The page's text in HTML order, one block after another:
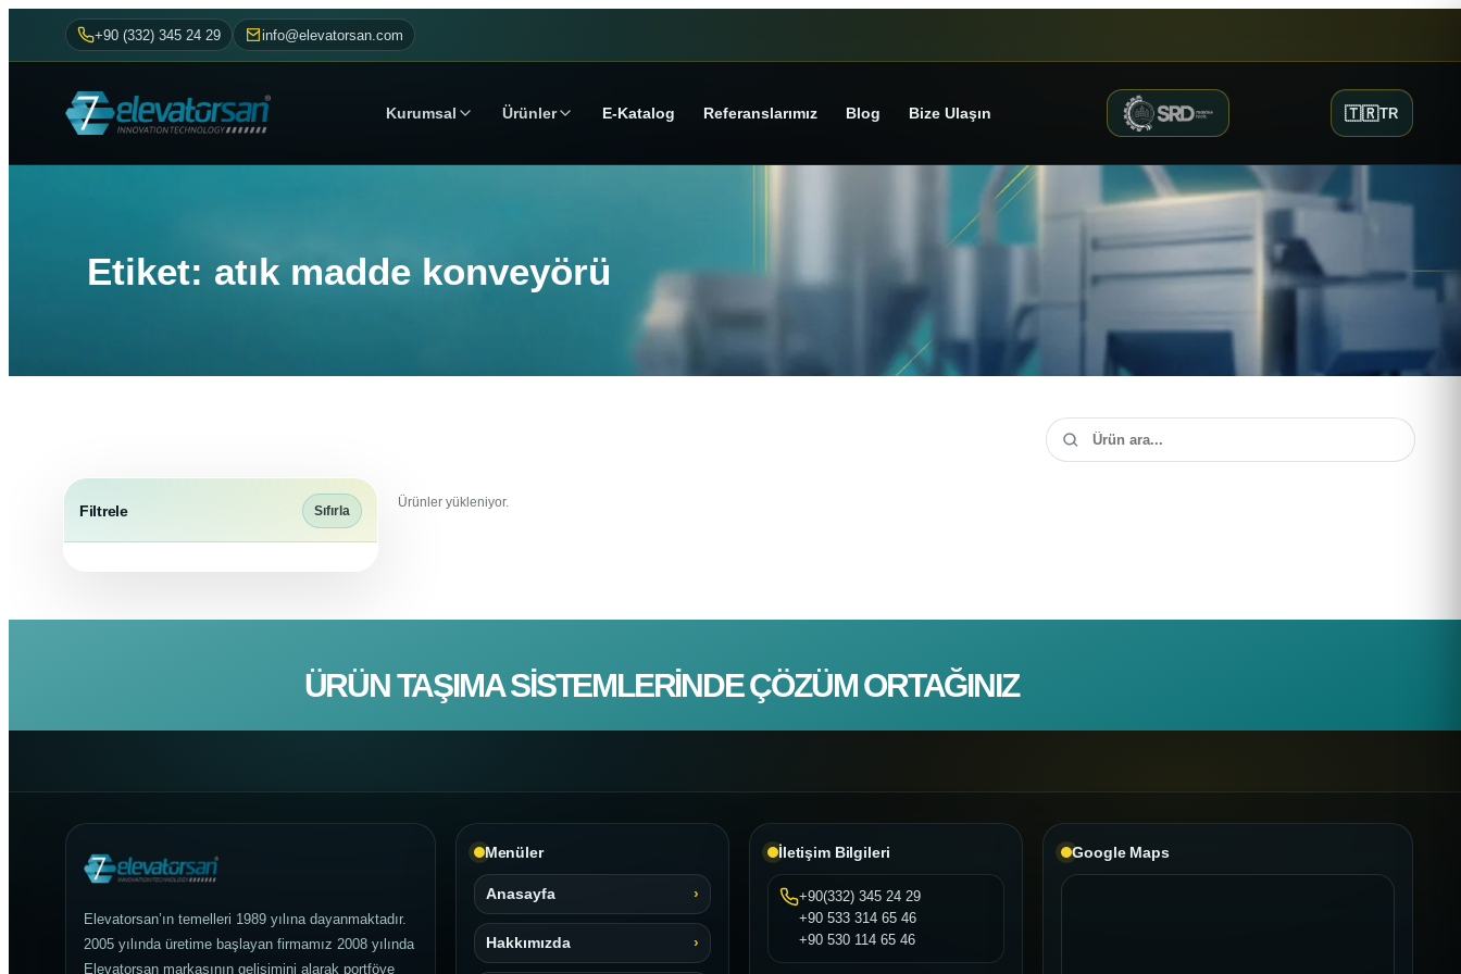
+90 (332) 345 24 29 info@elevatorsan.com
Kurumsal Ürünler E‑Katalog Referanslarımız Blog Bize Ulaşın 🇹🇷TR
Etiket: atık madde konveyörü
Filtrele Sıfırla
Ürünler yükleniyor.
ÜRÜN TAŞIMA SISTEMLERINDE ÇÖZÜM ORTAĞINIZ
Elevatorsan’ın temelleri 1989 yılına dayanmaktadır.
2005 yılında üretime başlayan firmamız 2008 yılında
Elevatorsan markasının gelişimini alarak portföye
Menüler
Anasayfa
Hakkımızda
İletişim Bilgileri
+90(332) 345 24 29
+90 533 314 65 46
+90 530 114 65 46
Google Maps